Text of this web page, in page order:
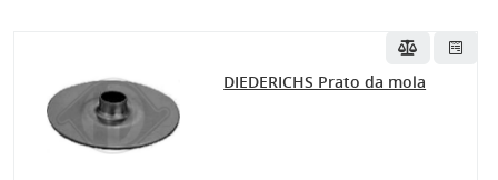
DIEDERICHS Prato da mola